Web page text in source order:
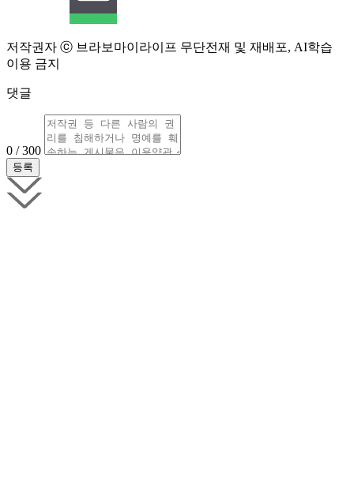
저작권자 ⓒ 브라보마이라이프 무단전재 및 재배포, AI학습
이용 금지
댓글
0 / 300